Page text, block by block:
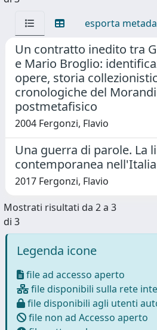
esporta
Un contratto inedito tra
e Mario Broglio:
opere, storia
cronologiche del
postmetafisico
2004 Fergonzi, Flavio
Una guerra di parole. La
contemporanea
2017 Fergonzi, Flavio
Mostrati risultati da 2 a 3
di 3
Legenda icone
file ad accesso aperto
file disponibili sulla rete
file disponibili agli utenti
file non ad Accesso aperto